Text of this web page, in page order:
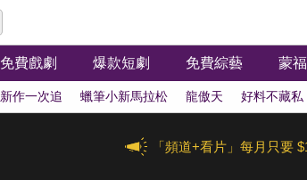
免費戲劇 爆款短劇 免費綜藝 蒙
新作一次追 蠟筆小新馬拉松 龍傲天 好料不藏私
「頻道+看片」每月只要